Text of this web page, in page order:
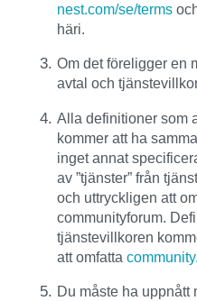
nest.com/se/terms
häri.
Om det föreligger en
avtal och
Alla definitioner som
kommer att ha
inget annat
av ”tjänster” från
och uttryckligen att
communityforum.
tjänstevillkoren
att omfatta
Du måste ha uppnått